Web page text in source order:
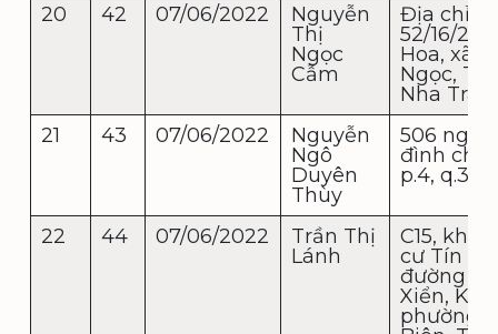
20 42 07/06/2022
Nguyễn
Thị
Ngọc
Cẫm
Địa chỉ
52/16/2
Hoa, xã
Ngọc, TP
Nha
21
43 07/06/2022
Nguyễn
Ngô
Duyên
Thùy
506
đình
p.4, q.3,
22 44 07/06/2022
Trần Thị
Lánh
C15, khu
cư Tín
đường
Xiển,
phường